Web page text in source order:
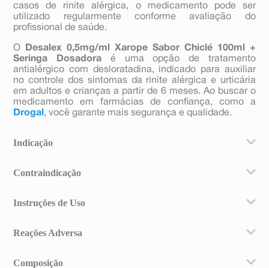
casos de rinite alérgica, o medicamento pode ser
utilizado regularmente conforme avaliação do
profissional de saúde.
O
Desalex 0,5mg/ml Xarope Sabor Chiclé 100ml +
Seringa Dosadora é uma opção de tratamento
antialérgico com desloratadina, indicado para auxiliar
no controle dos sintomas da rinite alérgica e urticária
em adultos e crianças a partir de 6 meses. Ao buscar o
medicamento em farmácias de confiança, como a
Drogal , você garante mais segurança e qualidade.
Indicação
rinite alérgica, como espirro, rinorreia (corrimento
vermelhidão dos olhos, prurido do palato (coceira no
DESALEX® também é indicado para o alívio dos sinais e
sintomas de coceiras de pele (urticária)
Contraindicação
pessoa que já teve algum tipo de alergia ou alguma
Instruções de Uso
Em crianças de 6 a 11 meses de idade: 2 mL (1 mg) de
Reações Adversa
medicamentos podem causar efeitos não desejados.
Composição